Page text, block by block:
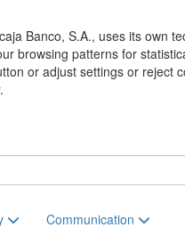
Banco, S.A., uses its own
browsing patterns for
or adjust settings or reject
.
Communication